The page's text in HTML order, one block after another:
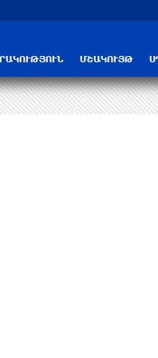
ՄՇԱԿՈՒՅԹ